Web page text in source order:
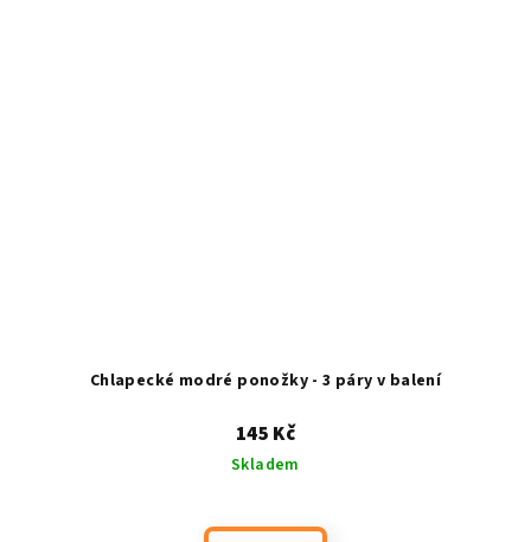
Chlapecké modré ponožky - 3 páry v balení
145 Kč
Skladem